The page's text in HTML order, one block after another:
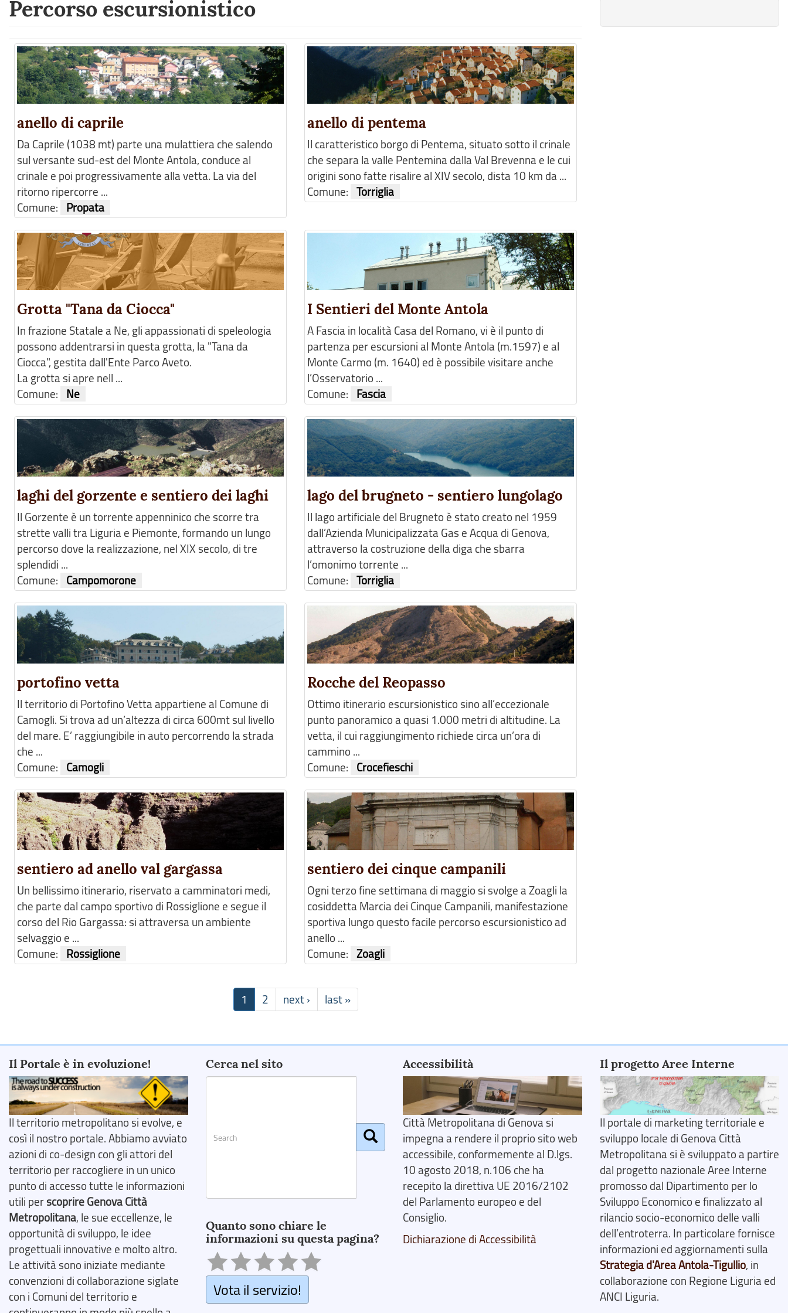
Percorso escursionistico
anello di caprile
Da Caprile (1038 mt) parte una mulattiera che salendo
sul versante sud-est del Monte Antola, conduce al
crinale e poi progressivamente alla vetta. La via del
ritorno ripercorre ...
Comune:
Propata
anello di pentema
Il caratteristico borgo di Pentema, situato sotto il crinale
che separa la valle Pentemina dalla Val Brevenna e le cui
origini sono fatte risalire al XIV secolo, dista 10 km da ...
Comune: Torriglia
Grotta "Tana da Ciocca"
In frazione Statale a Ne, gli appassionati di speleologia
possono addentrarsi in questa grotta, la "Tana da
Ciocca", gestita dall'Ente Parco Aveto.
La grotta si apre nell ...
Comune:
Ne
I Sentieri del Monte Antola
A Fascia in località Casa del Romano, vi è il punto di
partenza per escursioni al Monte Antola (m.1597) e al
Monte Carmo (m. 1640) ed è possibile visitare anche
l’Osservatorio ...
Comune:
Fascia
laghi del gorzente e sentiero dei laghi
Il Gorzente è un torrente appenninico che scorre tra
strette valli tra Liguria e Piemonte, formando un lungo
percorso dove la realizzazione, nel XIX secolo, di tre
splendidi ...
Comune:
Campomorone
lago del brugneto - sentiero lungolago
Il lago artificiale del Brugneto è stato creato nel 1959
dall’Azienda Municipalizzata Gas e Acqua di Genova,
attraverso la costruzione della diga che sbarra
l’omonimo torrente ...
Comune: Torriglia
portofino vetta
Il territorio di Portofino Vetta appartiene al Comune di
Camogli. Si trova ad un’altezza di circa 600mt sul livello
del mare. E’ raggiungibile in auto percorrendo la strada
che ...
Comune:
Camogli
Rocche del Reopasso
Ottimo itinerario escursionistico sino all’eccezionale
punto panoramico a quasi 1.000 metri di altitudine. La
vetta, il cui raggiungimento richiede circa un’ora di
cammino ...
Comune:
Crocefieschi
sentiero ad anello val gargassa
Un bellissimo itinerario, riservato a camminatori medi,
che parte dal campo sportivo di Rossiglione e segue il
corso del Rio Gargassa: si attraversa un ambiente
selvaggio e ...
Comune:
Rossiglione
sentiero dei cinque campanili
Ogni terzo fine settimana di maggio si svolge a Zoagli la
cosiddetta Marcia dei Cinque Campanili, manifestazione
sportiva lungo questo facile percorso escursionistico ad
anello ...
Comune: Zoagli
1 2 next › last »
Il Portale è in evoluzione!
Il territorio metropolitano si evolve, e
così il nostro portale. Abbiamo avviato
azioni di co-design con gli attori del
territorio per raccogliere in un unico
punto di accesso tutte le informazioni
utili perscoprire Genova Città
Metropolitana, le sue eccellenze, le
opportunità di sviluppo, le idee
progettuali innovative e molto altro.
Le attività sono iniziate mediante
convenzioni di collaborazione siglate
con i Comuni del territorio e
Cerca nel sito
Quanto sono chiare le
informazioni su questa pagina?
Vota il servizio!
Accessibilità
Città Metropolitana di Genova si
impegna a rendere il proprio sito web
accessibile, conformemente al D.lgs.
10 agosto 2018, n.106 che ha
recepito la direttiva UE 2016/2102
del Parlamento europeo e del
Consiglio.
Dichiarazione di Accessibilità
Il progetto Aree Interne
Il portale di marketing territoriale e
sviluppo locale di Genova Città
Metropolitana si è sviluppato a partire
dal progetto nazionale Aree Interne
promosso dal Dipartimento per lo
Sviluppo Economico e finalizzato al
rilancio socio-economico delle valli
dell’entroterra. In particolare fornisce
informazioni ed aggiornamenti sulla
Strategia d'Area Antola-Tigullio, in
collaborazione con Regione Liguria ed
ANCI Liguria.